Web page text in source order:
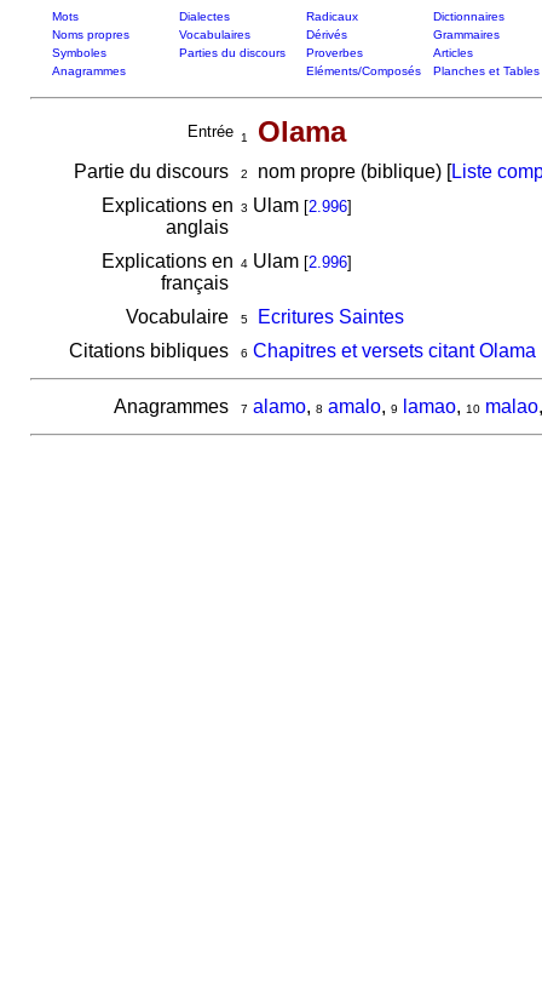
Mots Dialectes Radicaux
Dictionnaires
Noms propres
Vocabulaires Dérivés
Grammaires
Symboles
Parties du discours Proverbes
Articles
Anagrammes
Eléments/Composés Planches et Tables
Entrée 1 Olama
Partie du discours 2 nom propre (biblique) [Liste
Explications en
anglais
3 Ulam [2.996]
Explications en
français
4Ulam [2.996]
Vocabulaire 5
Ecritures Saintes
Citations bibliques
6 Chapitres et versets citant Olama
Anagrammes 7 alamo, 8 amalo, 9 lamao, 10 malao